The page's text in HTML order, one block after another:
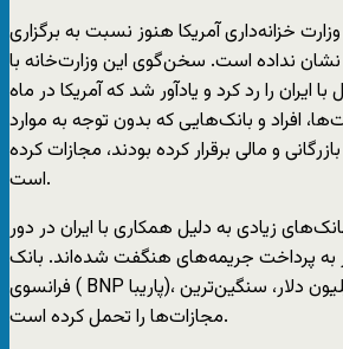
خزانه‌داری آمریکا هنوز نسبت به برگزاری
نداده است. سخن‌گوی این وزارت‌خانه با
ایران را رد کرد و یادآور شد که آمریکا در ماه
افراد و بانک‌هایی که بدون توجه به موارد
و مالی برقرار کرده بودند، مجازات کرده
است.
زیادی به دلیل همکاری با ایران در دور
به پرداخت جریمه‌های هنگفت شده‌اند. بانک
فرانسوی ( BNP پاریبا)، با ۸ میلیارد و ۹۰۰ میلیون دلار، سنگین‌ترین
مجازات‌ها را تحمل کرده است.